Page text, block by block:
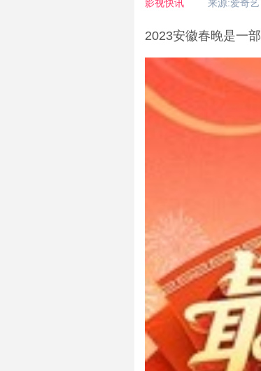
影视快讯 来源:爱奇艺
2023安徽春晚是一